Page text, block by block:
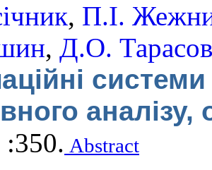
, П.І.
, Д.О. Тарасов
системи
:350. Abstract